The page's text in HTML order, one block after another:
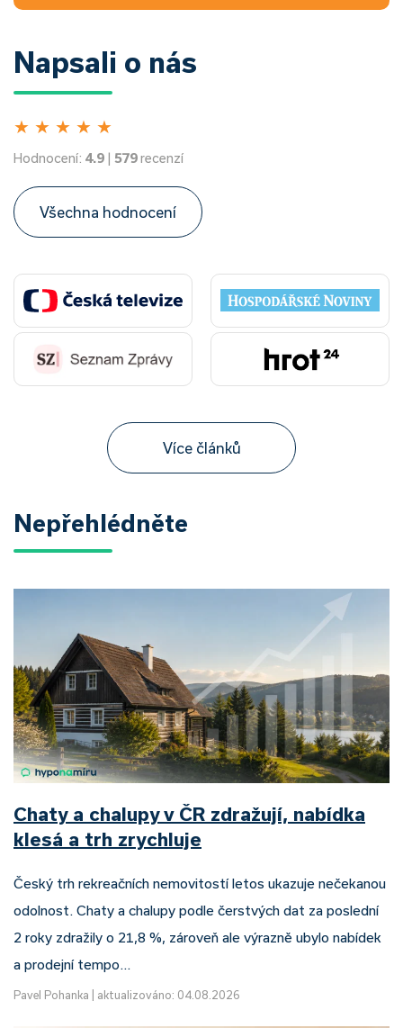
Napsali o nás
★ ★ ★ ★ ★
Hodnocení: 4.9 | 579recenzí
Všechna hodnocení
Více článků
Nepřehlédněte
Chaty a chalupy v ČR zdražují, nabídka
klesá a trh zrychluje
Český trh rekreačních nemovitostí letos ukazuje nečekanou
odolnost. Chaty a chalupy podle čerstvých dat za poslední
2 roky zdražily o 21,8 %, zároveň ale výrazně ubylo nabídek
a prodejní tempo…
Pavel Pohanka aktualizováno: 04.08.2026